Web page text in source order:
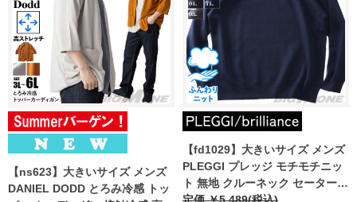
【ns623】大きいサイズ メンズ
DANIEL DODD とろみ冷感 トッ
【fd1029】大きいサイズ メンズ
PLEGGI プレッジ モチモチニッ
ト 無地 クルーネック セーター